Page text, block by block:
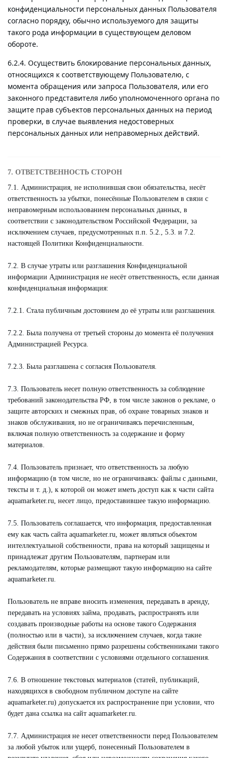
конфиденциальности персональных данных Пользователя
согласно порядку, обычно используемого для защиты
такого рода информации в существующем деловом
обороте.
6.2.4. Осуществить блокирование персональных данных,
относящихся к соответствующему Пользователю, с
момента обращения или запроса Пользователя, или его
законного представителя либо уполномоченного органа по
защите прав субъектов персональных данных на период
проверки, в случае выявления недостоверных
персональных данных или неправомерных действий.
7. ОТВЕТСТВЕННОСТЬ СТОРОН
7.1. Администрация, не исполнившая свои обязательства, несёт
ответственность за убытки, понесённые Пользователем в связи с
неправомерным использованием персональных данных, в
соответствии с законодательством Российской Федерации, за
исключением случаев, предусмотренных п.п. 5.2., 5.3. и 7.2.
настоящей Политики Конфиденциальности.
7.2. В случае утраты или разглашения Конфиденциальной
информации Администрация не несёт ответственность, если данная
конфиденциальная информация:
7.2.1. Стала публичным достоянием до её утраты или разглашения.
7.2.2. Была получена от третьей стороны до момента её получения
Администрацией Ресурса.
7.2.3. Была разглашена с согласия Пользователя.
7.3. Пользователь несет полную ответственность за соблюдение
требований законодательства РФ, в том числе законов о рекламе, о
защите авторских и смежных прав, об охране товарных знаков и
знаков обслуживания, но не ограничиваясь перечисленным,
включая полную ответственность за содержание и форму
материалов.
7.4. Пользователь признает, что ответственность за любую
информацию (в том числе, но не ограничиваясь: файлы с данными,
тексты и т. д.), к которой он может иметь доступ как к части сайта
aquamarketer.ru, несет лицо, предоставившее такую информацию.
7.5. Пользователь соглашается, что информация, предоставленная
ему как часть сайта aquamarketer.ru, может являться объектом
интеллектуальной собственности, права на который защищены и
принадлежат другим Пользователям, партнерам или
рекламодателям, которые размещают такую информацию на сайте
aquamarketer.ru.
Пользователь не вправе вносить изменения, передавать в аренду,
передавать на условиях займа, продавать, распространять или
создавать производные работы на основе такого Содержания
(полностью или в части), за исключением случаев, когда такие
действия были письменно прямо разрешены собственниками такого
Содержания в соответствии с условиями отдельного соглашения.
7.6. В отношение текстовых материалов (статей, публикаций,
находящихся в свободном публичном доступе на сайте
aquamarketer.ru) допускается их распространение при условии, что
будет дана ссылка на сайт aquamarketer.ru.
7.7. Администрация не несет ответственности перед Пользователем
за любой убыток или ущерб, понесенный Пользователем в